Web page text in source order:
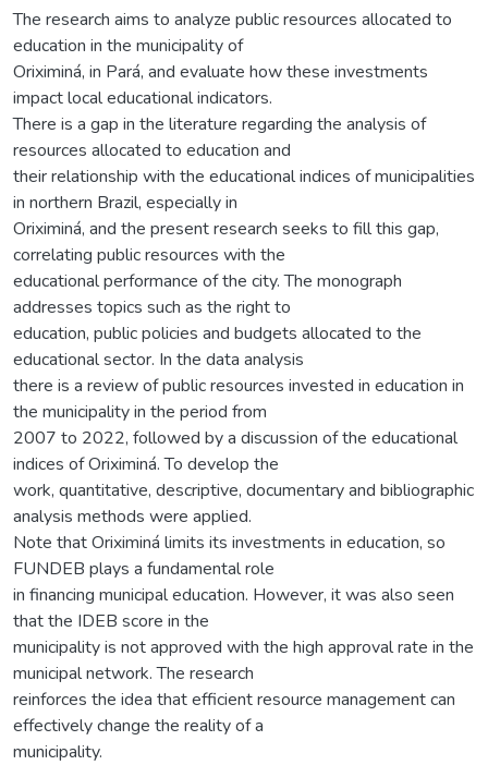
The research aims to analyze public resources allocated to
education in the municipality of
Oriximiná, in Pará, and evaluate how these investments
impact local educational indicators.
There is a gap in the literature regarding the analysis of
resources allocated to education and
their relationship with the educational indices of municipalities
in northern Brazil, especially in
Oriximiná, and the present research seeks to fill this gap,
correlating public resources with the
educational performance of the city. The monograph
addresses topics such as the right to
education, public policies and budgets allocated to the
educational sector. In the data analysis
there is a review of public resources invested in education in
the municipality in the period from
2007 to 2022, followed by a discussion of the educational
indices of Oriximiná. To develop the
work, quantitative, descriptive, documentary and bibliographic
analysis methods were applied.
Note that Oriximiná limits its investments in education, so
FUNDEB plays a fundamental role
in financing municipal education. However, it was also seen
that the IDEB score in the
municipality is not approved with the high approval rate in the
municipal network. The research
reinforces the idea that efficient resource management can
effectively change the reality of a
municipality.